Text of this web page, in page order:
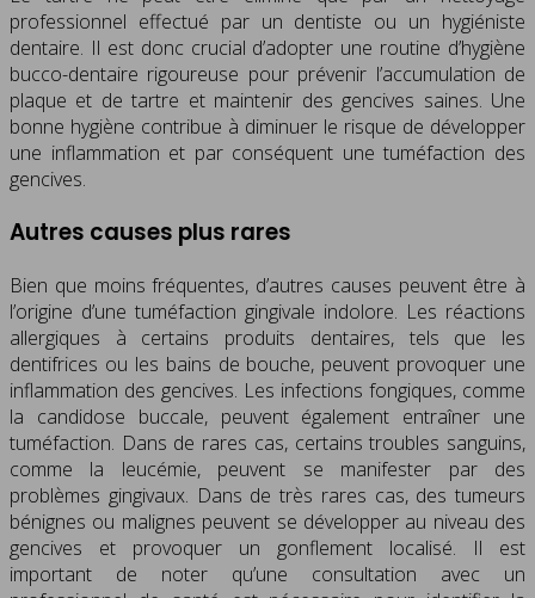
professionnel effectué par un dentiste ou un hygiéniste
dentaire. Il est donc crucial d’adopter une routine d’hygiène
bucco-dentaire rigoureuse pour prévenir l’accumulation de
plaque et de tartre et maintenir des gencives saines. Une
bonne hygiène contribue à diminuer le risque de développer
une inflammation et par conséquent une tuméfaction des
gencives.
Autres causes plus rares
Bien que moins fréquentes, d’autres causes peuvent être à
l’origine d’une tuméfaction gingivale indolore. Les réactions
allergiques à certains produits dentaires, tels que les
dentifrices ou les bains de bouche, peuvent provoquer une
inflammation des gencives. Les infections fongiques, comme
la candidose buccale, peuvent également entraîner une
tuméfaction. Dans de rares cas, certains troubles sanguins,
comme la leucémie, peuvent se manifester par des
problèmes gingivaux. Dans de très rares cas, des tumeurs
bénignes ou malignes peuvent se développer au niveau des
gencives et provoquer un gonflement localisé. Il est
important de noter qu’une consultation avec un